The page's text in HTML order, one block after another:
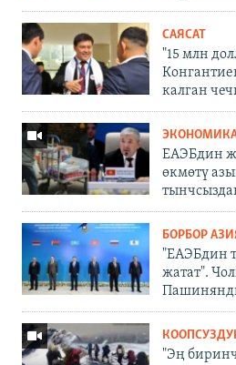
САЯСАТ
"15 млн
калган
ЕАЭБдин
өкмөтү
БОРБОР
"ЕАЭБдин
жатат".
"Эң